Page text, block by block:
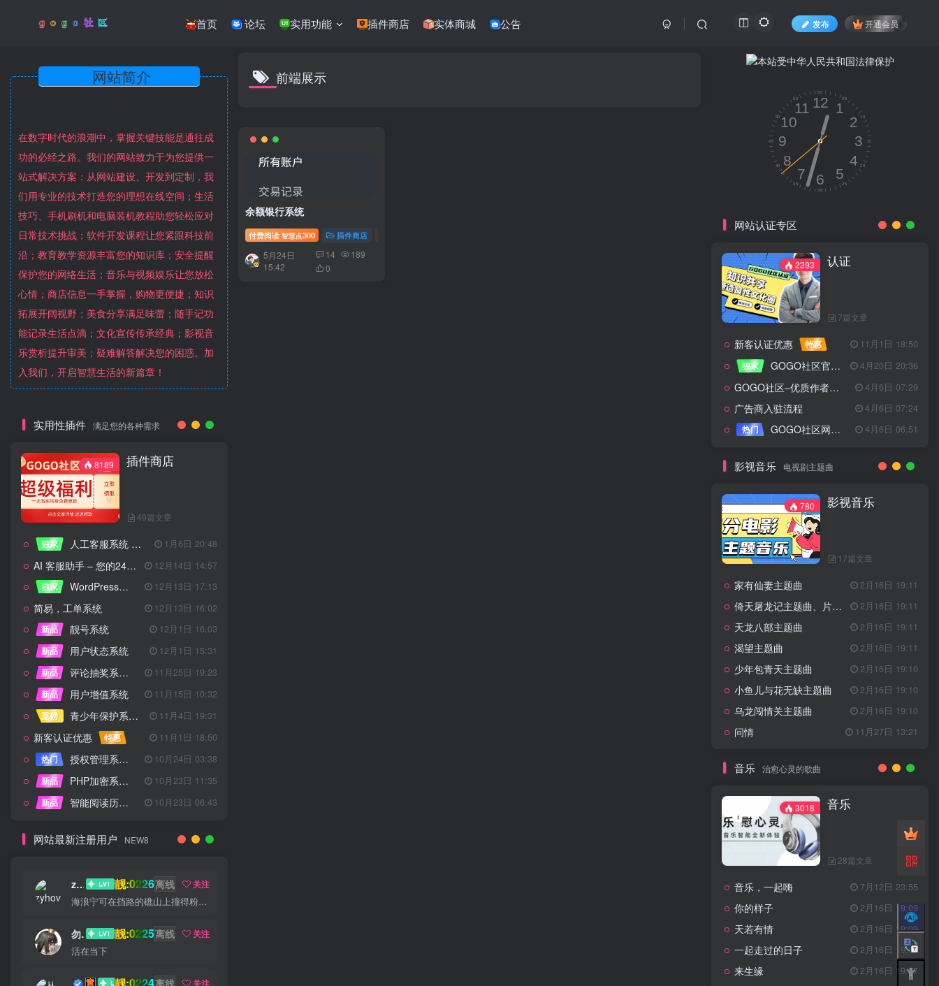
首页 论坛 实用功能 插件商店 实体商城 公告 发布 开通会员
在数字时代的浪潮中，掌握关键技能是通往成
功的必经之路。我们的网站致力于为您提供一
站式解决方案：从网站建设、开发到定制，我
们用专业的技术打造您的理想在线空间；生活
技巧、手机刷机和电脑装机教程助您轻松应对
日常技术挑战；软件开发课程让您紧跟科技前
沿；教育教学资源丰富您的知识库；安全提醒
保护您的网络生活；音乐与视频娱乐让您放松
心情；商店信息一手掌握，购物更便捷；知识
拓展开阔视野；美食分享满足味蕾；随手记功
能记录生活点滴；文化宣传传承经典；影视音
乐赏析提升审美；疑难解答解决您的困惑。加
入我们，开启智慧生活的新篇章！
实用性插件 满足您的各种需求
8189 插件商店
49篇文章
独家 人工客服系统 技术开发文档 1月6日 20:48
AI 客服助手 – 您的24/7智能客服专家
12月14日 14:57
独家
WordPress设备管理器插件 – 专业版 12月13日 17:13
简易，工单系统
12月13日 16:02
新品
靓号系统
12月1日 16:03
新品
用户状态系统
12月1日 15:31
新品
评论抽奖系统 – 完整功能详解
11月25日 19:23
新品
用户增值系统
11月15日 10:32
重磅
青少年保护系统 专为子比主题开发 11月4日 19:31
新客认证优惠 特惠
11月1日 18:50
热门
授权管理系统子比主题专版
10月24日 03:38
新品
PHP加密系统专业版
10月23日 11:35
新品
智能阅读历史系统 10月23日 06:43
网站最新注册用户 NEW8
zyhove 靓:0226离线
关注
海浪宁可在挡路的礁山上撞得粉碎，也不肯后退一步
勿听 靓:0225离线
关注
活在当下
丛宝 离线
关注
前端展示
余额银行系统
付费阅读 智慧点300 插件商店
5月24日
15:42
14
189
0
网站认证专区
2393 认证
7篇文章
新客认证优惠 特惠
11月1日 18:50
独家
GOGO社区官方成员认证 4月20日 20:36
GOGO社区–优质作者认证 4月6日 07:29
广告商入驻流程
4月6日 07:24
热门
GOGO社区网站搭建(自助服务) 4月6日 06:51
影视音乐 电视剧主题曲
780 影视音乐
17篇文章
家有仙妻主题曲 2月16日 19:11
倚天屠龙记主题曲、片头曲 2月16日 19:11
天龙八部主题曲 2月16日 19:11
渴望主题曲 2月16日 19:11
少年包青天主题曲 2月16日 19:10
小鱼儿与花无缺主题曲 2月16日 19:10
乌龙闯情关主题曲 2月16日 19:10
问情 11月27日 13:21
音乐 治愈心灵的歌曲
3018 音乐
28篇文章
音乐，一起嗨 7月12日 23:55
你的样子 2月16日 19:09
天若有情 2月16日 19:09
一起走过的日子 2月16日 19:07
来生缘 2月16日 19:07